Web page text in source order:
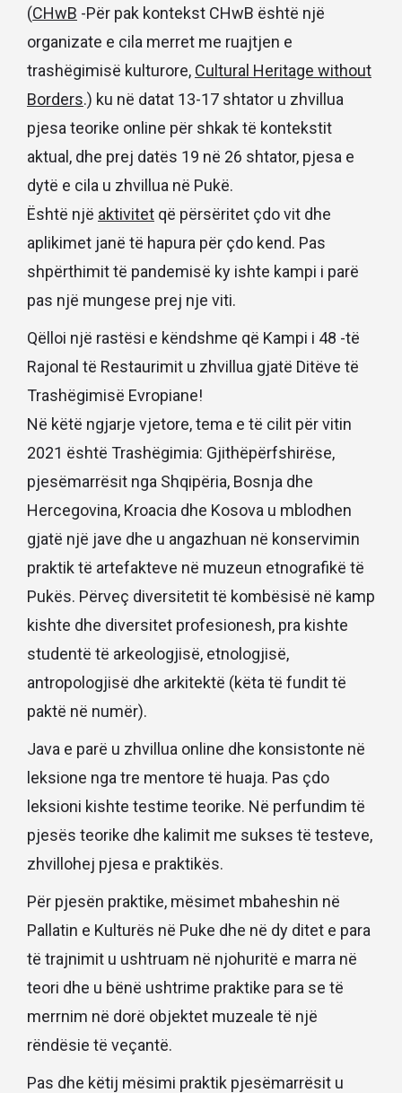
(CHwB -Për pak kontekst CHwB është një
organizate e cila merret me ruajtjen e
trashëgimisë kulturore, Cultural Heritage without
Borders.) ku në datat 13-17 shtator u zhvillua
pjesa teorike online për shkak të kontekstit
aktual, dhe prej datës 19 në 26 shtator, pjesa e
dytë e cila u zhvillua në Pukë.
Është një aktivitet që përsëritet çdo vit dhe
aplikimet janë të hapura për çdo kend. Pas
shpërthimit të pandemisë ky ishte kampi i parë
pas një mungese prej nje viti.
Qëlloi një rastësi e këndshme që Kampi i 48 -të
Rajonal të Restaurimit u zhvillua gjatë Ditëve të
Trashëgimisë Evropiane!
Në këtë ngjarje vjetore, tema e të cilit për vitin
2021 është Trashëgimia: Gjithëpërfshirëse,
pjesëmarrësit nga Shqipëria, Bosnja dhe
Hercegovina, Kroacia dhe Kosova u mblodhen
gjatë një jave dhe u angazhuan në konservimin
praktik të artefakteve në muzeun etnografikë të
Pukës. Përveç diversitetit të kombësisë në kamp
kishte dhe diversitet profesionesh, pra kishte
studentë të arkeologjisë, etnologjisë,
antropologjisë dhe arkitektë (këta të fundit të
paktë në numër).
Java e parë u zhvillua online dhe konsistonte në
leksione nga tre mentore të huaja. Pas çdo
leksioni kishte testime teorike. Në perfundim të
pjesës teorike dhe kalimit me sukses të testeve,
zhvillohej pjesa e praktikës.
Për pjesën praktike, mësimet mbaheshin në
Pallatin e Kulturës në Puke dhe në dy ditet e para
të trajnimit u ushtruam në njohuritë e marra në
teori dhe u bënë ushtrime praktike para se të
merrnim në dorë objektet muzeale të një
rëndësie të veçantë.
Pas dhe këtij mësimi praktik pjesëmarrësit u